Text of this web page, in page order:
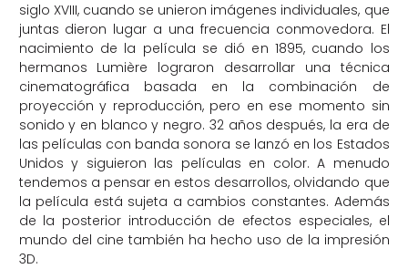
siglo XVIII, cuando se unieron imágenes individuales, que
juntas dieron lugar a una frecuencia conmovedora. El
nacimiento de la película se dió en 1895, cuando los
hermanos Lumière lograron desarrollar una técnica
cinematográfica basada en la combinación de
proyección y reproducción, pero en ese momento sin
sonido y en blanco y negro. 32 años después, la era de
las películas con banda sonora se lanzó en los Estados
Unidos y siguieron las películas en color. A menudo
tendemos a pensar en estos desarrollos, olvidando que
la película está sujeta a cambios constantes. Además
de la posterior introducción de efectos especiales, el
mundo del cine también ha hecho uso de la impresión
3D.